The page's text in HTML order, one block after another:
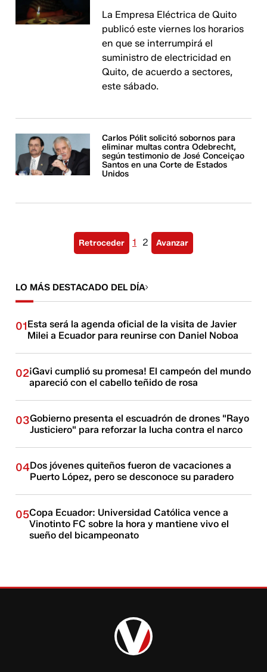
La Empresa Eléctrica de Quito
publicó este viernes los horarios
en que se interrumpirá el
suministro de electricidad en
Quito, de acuerdo a sectores,
este sábado.
Carlos Pólit solicitó sobornos para
eliminar multas contra Odebrecht,
según testimonio de José Conceiçao
Santos en una Corte de Estados
Unidos
Retroceder 1 2 Avanzar
LO MÁS DESTACADO DEL DÍA
01Esta será la agenda oficial de la visita de Javier
Milei a Ecuador para reunirse con Daniel Noboa
02¡Gavi cumplió su promesa! El campeón del mundo
apareció con el cabello teñido de rosa
03Gobierno presenta el escuadrón de drones "Rayo
Justiciero" para reforzar la lucha contra el narco
04Dos jóvenes quiteños fueron de vacaciones a
Puerto López, pero se desconoce su paradero
05Copa Ecuador: Universidad Católica vence a
Vinotinto FC sobre la hora y mantiene vivo el
sueño del bicampeonato